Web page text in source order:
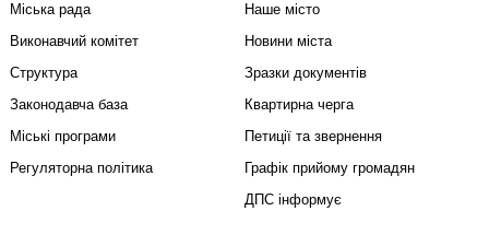
Міська рада
Виконавчий комітет
Структура
Законодавча база
Міські програми
Регуляторна політика
Наше місто
Новини міста
Зразки документів
Квартирна черга
Петиції та звернення
Графік прийому громадян
ДПС інформує